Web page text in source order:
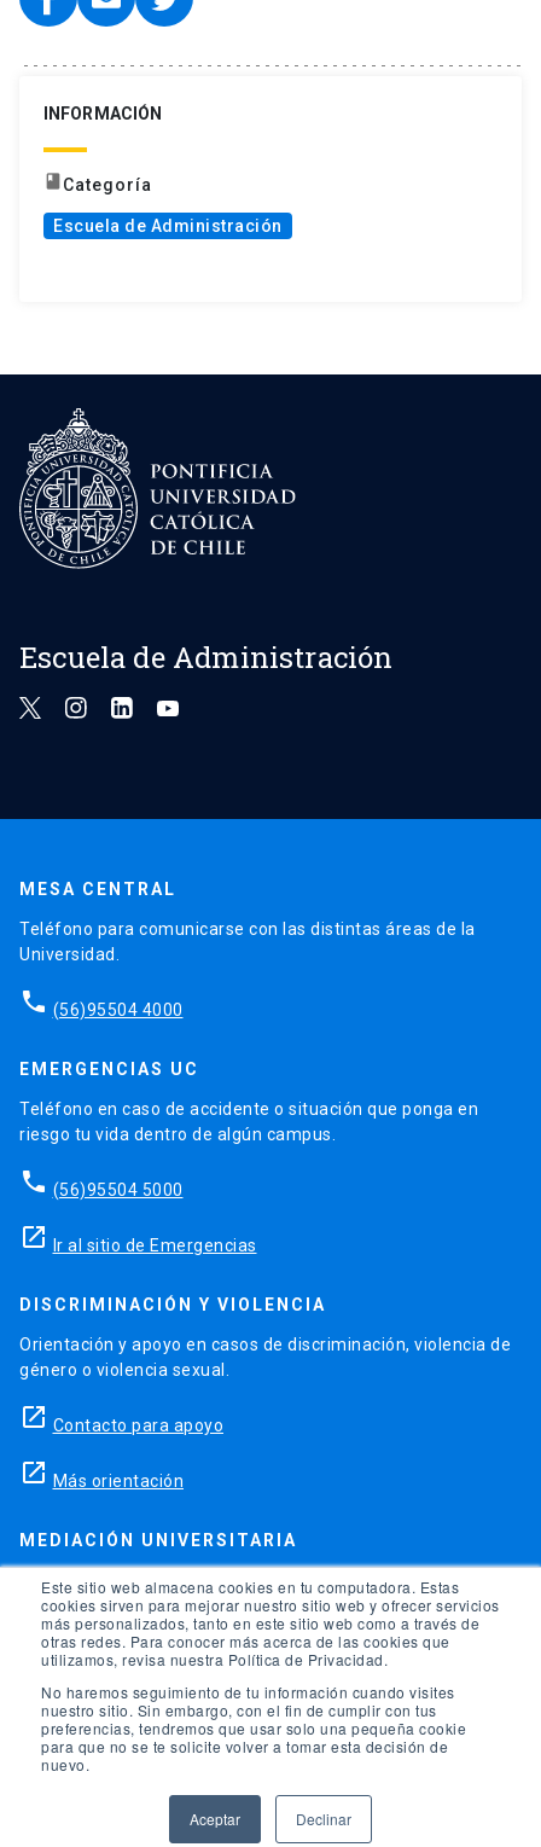
Este sitio web almacena cookies en tu computadora. Estas
cookies sirven para mejorar nuestro sitio web y ofrecer servicios
más personalizados, tanto en este sitio web como a través de
otras redes. Para conocer más acerca de las cookies que
utilizamos, revisa nuestra Política de Privacidad.
No haremos seguimiento de tu información cuando visites
nuestro sitio. Sin embargo, con el fin de cumplir con tus
preferencias, tendremos que usar solo una pequeña cookie
para que no se te solicite volver a tomar esta decisión de
nuevo.
Aceptar Declinar
INFORMACIÓN
book Categoría
Escuela de Administración
Escuela de Administración
MESA CENTRAL
Teléfono para comunicarse con las distintas áreas de la
Universidad.
phone (56)95504 4000
EMERGENCIAS UC
Teléfono en caso de accidente o situación que ponga en
riesgo tu vida dentro de algún campus.
phone (56)95504 5000
launch Ir al sitio de Emergencias
DISCRIMINACIÓN Y VIOLENCIA
Orientación y apoyo en casos de discriminación, violencia de
género o violencia sexual.
launch Contacto para apoyo
launch Más orientación
MEDIACIÓN UNIVERSITARIA
Teléfonos para orientación y consejo si se ha vulnerado
alguno de tus derechos en la universidad.
phone (56)95504 1691
phone (56)95504 1247
launch Ir a la Oficina de Ombuds UC